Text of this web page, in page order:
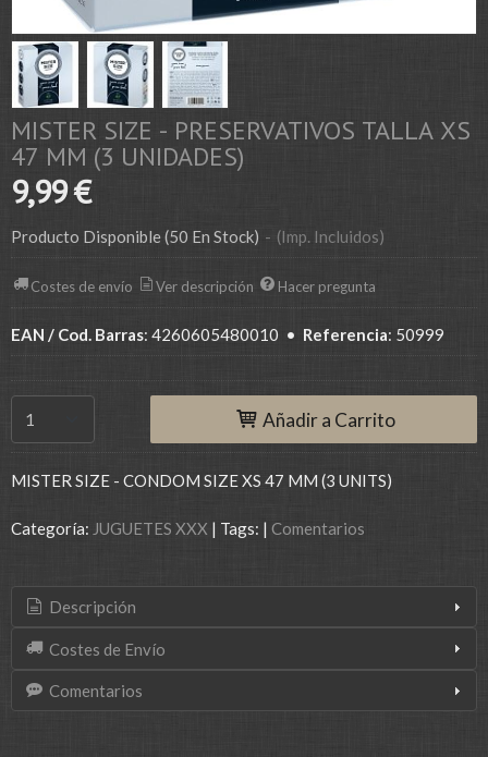
MISTER SIZE - PRESERVATIVOS TALLA XS
47 MM (3 UNIDADES)
9,99 €
Producto Disponible(50 En Stock) - (Imp. Incluidos)
Costes de envío Ver descripción Hacer pregunta
EAN / Cod. Barras: 4260605480010 • Referencia: 50999
Añadir a Carrito
MISTER SIZE - CONDOM SIZE XS 47 MM (3 UNITS)
Categoría: JUGUETES XXX | Tags: | Comentarios
Descripción
Costes de Envío
Comentarios